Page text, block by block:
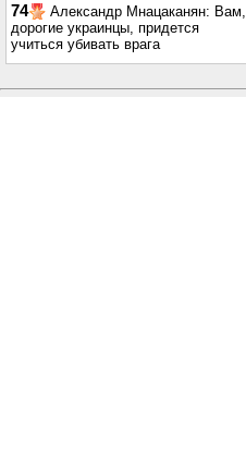
74
Александр Мнацаканян: Вам,
дорогие украинцы, придется
учиться убивать врага